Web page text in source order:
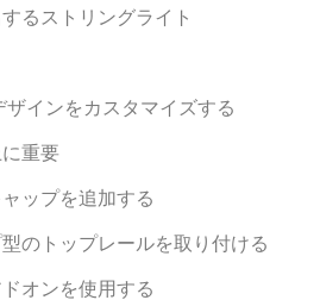
るストリングライト
インをカスタマイズする
重要
ップを追加する
のトップレールを取り付ける
オンを使用する